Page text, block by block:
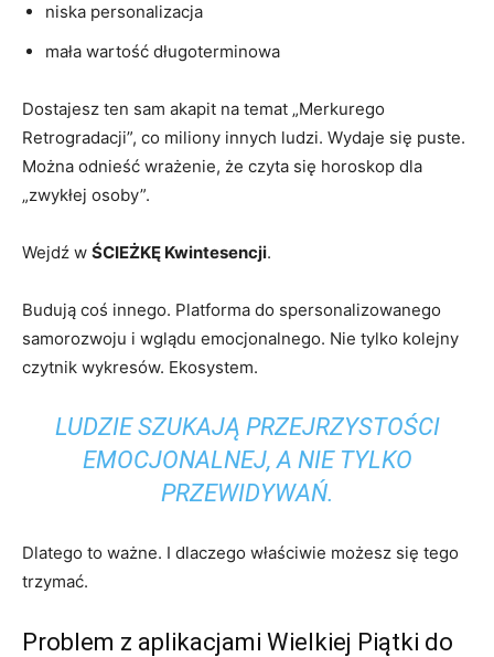
niska personalizacja
mała wartość długoterminowa
Dostajesz ten sam akapit na temat „Merkurego
Retrogradacji”, co miliony innych ludzi. Wydaje się puste.
Można odnieść wrażenie, że czyta się horoskop dla
„zwykłej osoby”.
Wejdź w ŚCIEŻKĘ Kwintesencji.
Budują coś innego. Platforma do spersonalizowanego
samorozwoju i wglądu emocjonalnego. Nie tylko kolejny
czytnik wykresów. Ekosystem.
LUDZIE SZUKAJĄ PRZEJRZYSTOŚCI
EMOCJONALNEJ, A NIE TYLKO
PRZEWIDYWAŃ.
Dlatego to ważne. I dlaczego właściwie możesz się tego
trzymać.
Problem z aplikacjami Wielkiej Piątki do